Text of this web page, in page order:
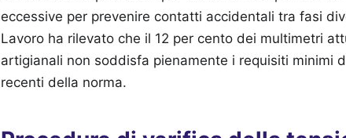
eccessive per prevenire contatti accidentali tra fasi
Lavoro ha rilevato che il 12 per cento dei multimetri
artigianali non soddisfa pienamente i requisiti minimi
recenti della norma.